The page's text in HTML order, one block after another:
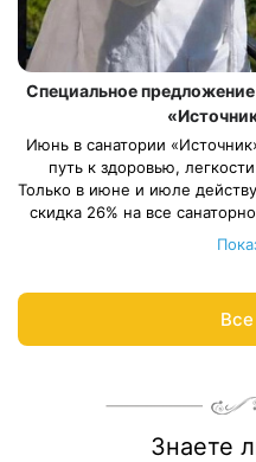
Специальное
Июнь в санатории
путь к здоровью,
Только в июне и июле
скидка 26% на все
программы (кроме
При бронировании
Весь период проживания
акции:8
Знаете